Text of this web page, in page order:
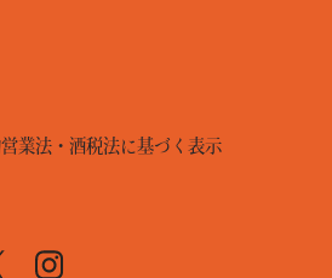
業法・酒税法に基づく表示